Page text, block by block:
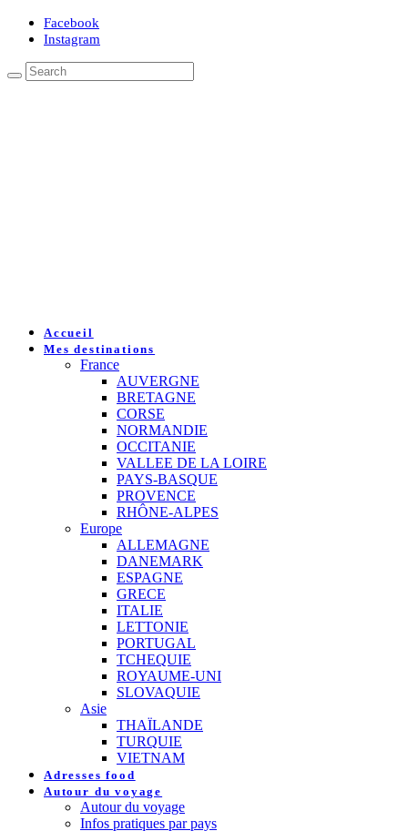
Facebook
Instagram
Accueil
Mes destinations
France
AUVERGNE
BRETAGNE
CORSE
NORMANDIE
OCCITANIE
VALLEE DE LA LOIRE
PAYS-BASQUE
PROVENCE
RHÔNE-ALPES
Europe
ALLEMAGNE
DANEMARK
ESPAGNE
GRECE
ITALIE
LETTONIE
PORTUGAL
TCHEQUIE
ROYAUME-UNI
SLOVAQUIE
Asie
THAÏLANDE
TURQUIE
VIETNAM
Adresses food
Autour du voyage
Autour du voyage
Infos pratiques par pays